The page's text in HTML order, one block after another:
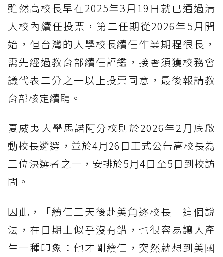
雖然高校長早在2025年3月19日就已通過清
大校內續任投票，第二任期從2026年5月開
始，但台灣的大學校長續任作業期程很長，
需先經過教育部續任評鑑，接著須獲校務會
議代表二分之一以上投票同意，最後報請教
育部核定續聘。
夏威夷大學馬諾阿分校則於2026年2月底啟
動校長遴選，並於4月26日正式公告高校長為
三位決選者之一，安排於5月4日至5日到校訪
問。
因此，「續任三天後赴美角逐校長」這個說
法，在日期上似乎沒有錯，也很容易讓人產
生一種印象：他才剛續任，突然就想到美國